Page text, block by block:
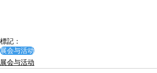
標記：
展会与活动
展会与活动